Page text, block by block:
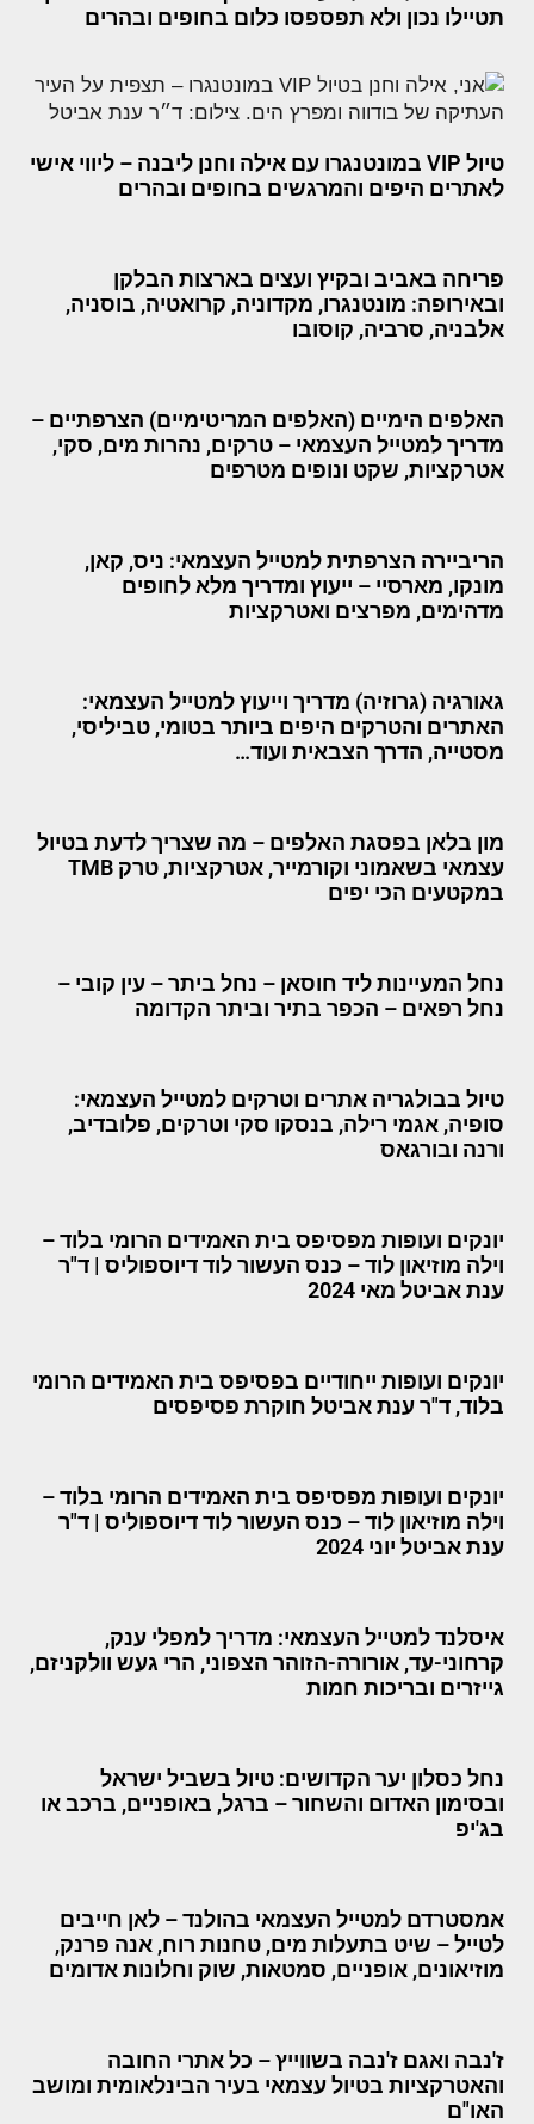
תטיילו נכון ולא תפספסו כלום בחופים ובהרים
טיול VIP במונטנגרו עם אילה וחנן ליבנה – ליווי אישי
לאתרים היפים והמרגשים בחופים ובהרים
פריחה באביב ובקיץ ועצים בארצות הבלקן
ובאירופה: מונטנגרו, מקדוניה, קרואטיה, בוסניה,
אלבניה, סרביה, קוסובו
האלפים הימיים (האלפים המריטימיים) הצרפתיים –
מדריך למטייל העצמאי – טרקים, נהרות מים, סקי,
אטרקציות, שקט ונופים מטרפים
הריביירה הצרפתית למטייל העצמאי: ניס, קאן,
מונקו, מארסיי – ייעוץ ומדריך מלא לחופים
מדהימים, מפרצים ואטרקציות
גאורגיה (גרוזיה) מדריך וייעוץ למטייל העצמאי:
האתרים והטרקים היפים ביותר בטומי, טביליסי,
מסטייה, הדרך הצבאית ועוד…
מון בלאן בפסגת האלפים – מה שצריך לדעת בטיול
עצמאי בשאמוני וקורמייר, אטרקציות, טרק TMB
במקטעים הכי יפים
נחל המעיינות ליד חוסאן – נחל ביתר – עין קובי –
נחל רפאים – הכפר בתיר וביתר הקדומה
טיול בבולגריה אתרים וטרקים למטייל העצמאי:
סופיה, אגמי רילה, בנסקו סקי וטרקים, פלובדיב,
ורנה ובורגאס
יונקים ועופות מפסיפס בית האמידים הרומי בלוד –
וילה מוזיאון לוד – כנס העשור לוד דיוספוליס | ד"ר
ענת אביטל מאי 2024
יונקים ועופות ייחודיים בפסיפס בית האמידים הרומי
בלוד, ד"ר ענת אביטל חוקרת פסיפסים
יונקים ועופות מפסיפס בית האמידים הרומי בלוד –
וילה מוזיאון לוד – כנס העשור לוד דיוספוליס | ד"ר
ענת אביטל יוני 2024
איסלנד למטייל העצמאי: מדריך למפלי ענק,
קרחוני-עד, אורורה-הזוהר הצפוני, הרי געש וולקניזם,
גייזרים ובריכות חמות
נחל כסלון יער הקדושים: טיול בשביל ישראל
ובסימון האדום והשחור – ברגל, באופניים, ברכב או
בג'יפ
אמסטרדם למטייל העצמאי בהולנד – לאן חייבים
לטייל – שיט בתעלות מים, טחנות רוח, אנה פרנק,
מוזיאונים, אופניים, סמטאות, שוק וחלונות אדומים
ז'נבה ואגם ז'נבה בשווייץ – כל אתרי החובה
והאטרקציות בטיול עצמאי בעיר הבינלאומית ומושב
האו"ם